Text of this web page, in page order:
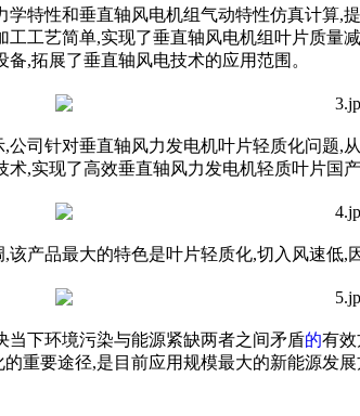
特性和垂直轴风电机组气动特性仿真计算
工艺简单,实现了垂直轴风电机组叶片质
,拓展了垂直轴风电技术的应用范围。
司针对垂直轴风力发电机叶片轻质化问
,实现了高效垂直轴风力发电机轻质叶片国产
产品最大的特色是叶片轻质化,切入风速
当下环境污染与能源紧缺两者之间矛盾的有
重要途径,是目前应用规模最大的新能源